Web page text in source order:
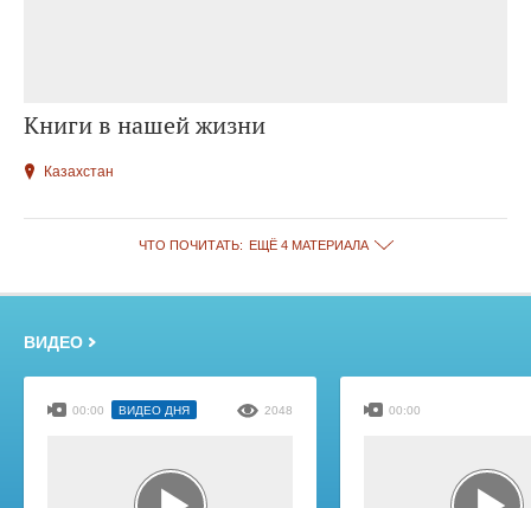
Книги в нашей жизни
Казахстан
ЧТО ПОЧИТАТЬ: ЕЩЁ 4 МАТЕРИАЛА
ВИДЕО
00:00 ВИДЕО ДНЯ 2048 00:00